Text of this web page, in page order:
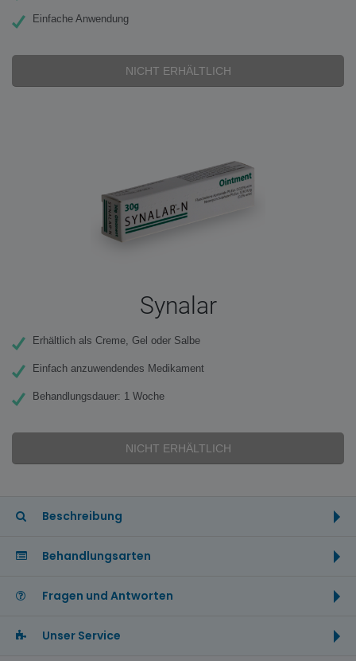
Einfache Anwendung
NICHT ERHÄLTLICH
Synalar
Erhältlich als Creme, Gel oder Salbe
Einfach anzuwendendes Medikament
Behandlungsdauer: 1 Woche
NICHT ERHÄLTLICH
Beschreibung
Behandlungsarten
Fragen und Antworten
Unser Service